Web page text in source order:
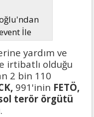
İle
yardım ve
irtibatlı olduğu
2 bin 110
991'inin FETÖ,
terör örgütü